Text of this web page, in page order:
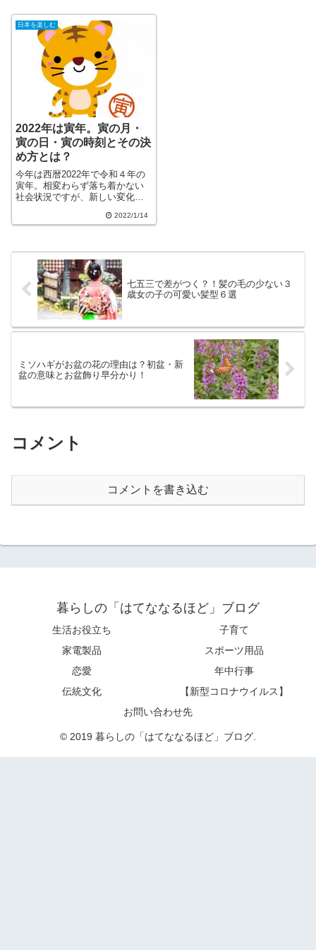
日本を楽しむ
2022年は寅年。寅の月・
寅の日・寅の時刻とその決
め方とは？
今年は西暦2022年で令和４年の
寅年。相変わらず落ち着かない
社会状況ですが、新しい変化が
ね。というのは、年初めに寅が
かと思いますが、寅の月と寅の
日・寅の時刻と...
2022/1/14
七五三で差がつく？！髪の毛の少ない３
歳女の子の可愛い髪型６選
ミソハギがお盆の花の理由は？初盆・新
盆の意味とお盆飾り早分かり！
コメント
コメントを書き込む
暮らしの「はてななるほど」ブログ
生活お役立ち
子育て
家電製品
スポーツ用品
恋愛
年中行事
伝統文化
【新型コロナウイルス】
お問い合わせ先
© 2019 暮らしの「はてななるほど」ブログ.